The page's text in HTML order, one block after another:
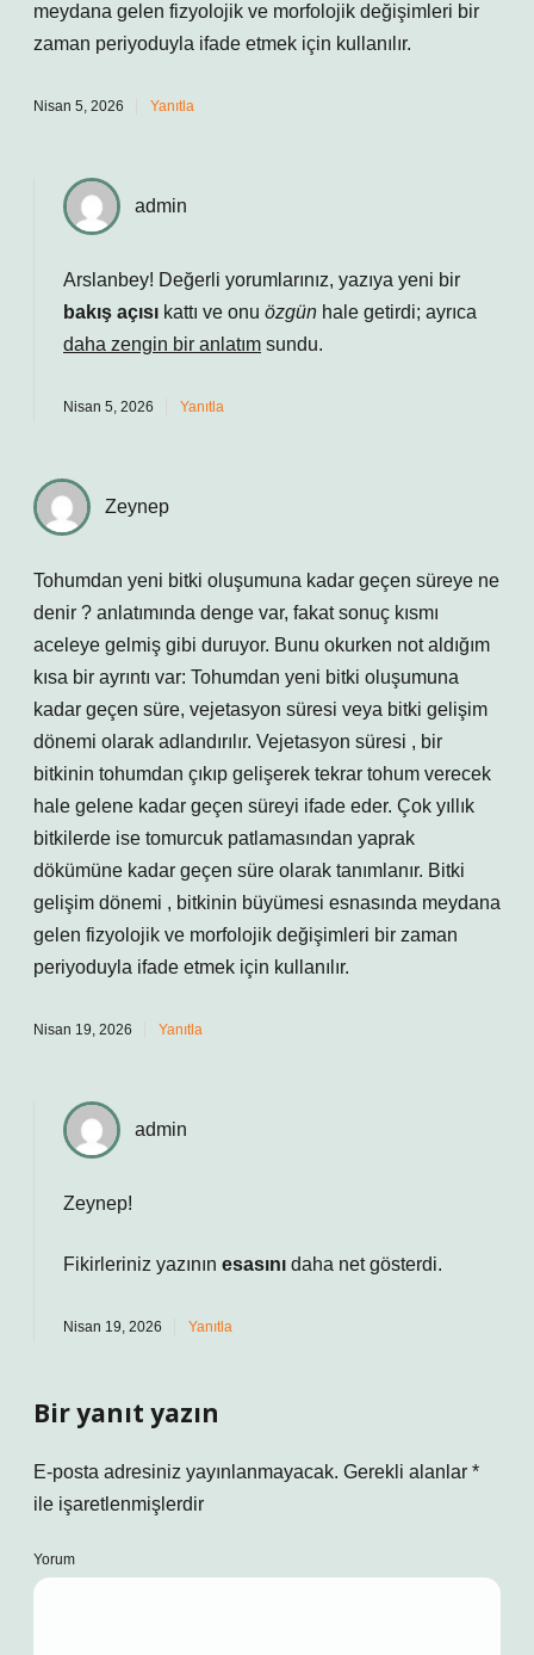
meydana gelen fizyolojik ve morfolojik değişimleri bir
zaman periyoduyla ifade etmek için kullanılır.
Nisan 5, 2026 Yanıtla
admin
Arslanbey! Değerli yorumlarınız, yazıya yeni bir
bakış açısı kattı ve onu özgün hale getirdi; ayrıca
daha zengin bir anlatım sundu.
Nisan 5, 2026 Yanıtla
Zeynep
Tohumdan yeni bitki oluşumuna kadar geçen süreye ne
denir ? anlatımında denge var, fakat sonuç kısmı
aceleye gelmiş gibi duruyor. Bunu okurken not aldığım
kısa bir ayrıntı var: Tohumdan yeni bitki oluşumuna
kadar geçen süre, vejetasyon süresi veya bitki gelişim
dönemi olarak adlandırılır. Vejetasyon süresi , bir
bitkinin tohumdan çıkıp gelişerek tekrar tohum verecek
hale gelene kadar geçen süreyi ifade eder. Çok yıllık
bitkilerde ise tomurcuk patlamasından yaprak
dökümüne kadar geçen süre olarak tanımlanır. Bitki
gelişim dönemi , bitkinin büyümesi esnasında meydana
gelen fizyolojik ve morfolojik değişimleri bir zaman
periyoduyla ifade etmek için kullanılır.
Nisan 19, 2026 Yanıtla
admin
Zeynep!
Fikirleriniz yazının esasını daha net gösterdi.
Nisan 19, 2026 Yanıtla
Bir yanıt yazın
E-posta adresiniz yayınlanmayacak. Gerekli alanlar *
ile işaretlenmişlerdir
Yorum